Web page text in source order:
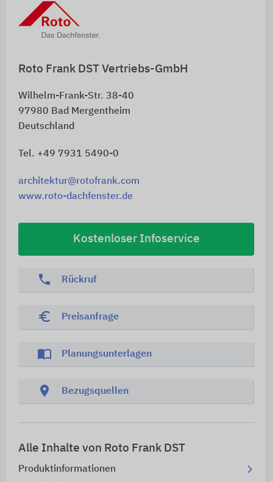
Roto Frank DST Vertriebs-GmbH
Wilhelm-Frank-Str. 38-40
97980 Bad Mergentheim
Deutschland
Tel. +49 7931 5490-0
architektur@rotofrank.com
www.roto-dachfenster.de
Kostenloser Infoservice
phone Rückruf
euro_symbol Preisanfrage
import_contacts Planungsunterlagen
location_on Bezugsquellen
Alle Inhalte von Roto Frank DST
Produktinformationen
Schnelleinstiege